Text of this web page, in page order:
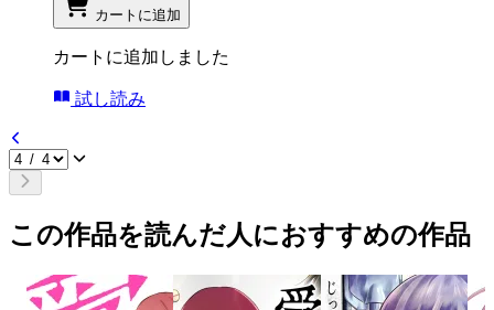
カートに追加
カートに追加しました
試し読み
この作品を読んだ人におすすめの作品